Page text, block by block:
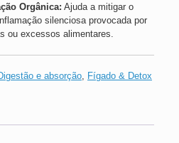
Orgânica: Ajuda a mitigar o
silenciosa provocada por
ou excessos alimentares.
e absorção, Fígado & Detox